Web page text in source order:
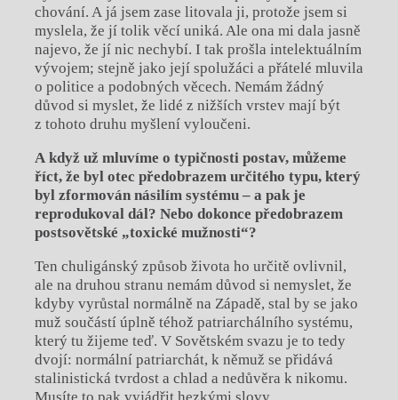
chování. A já jsem zase litovala ji, protože jsem si
myslela, že jí tolik věcí uniká. Ale ona mi dala jasně
najevo, že jí nic nechybí. I tak prošla intelektuálním
vývojem; stejně jako její spolužáci a přátelé mluvila
o politice a podobných věcech. Nemám žádný
důvod si myslet, že lidé z nižších vrstev mají být
z tohoto druhu myšlení vyloučeni.
A když už mluvíme o typičnosti postav, můžeme
říct, že byl otec předobrazem určitého typu, který
byl zformován násilím systému – a pak je
reprodukoval dál? Nebo dokonce předobrazem
postsovětské „toxické mužnosti“?
Ten chuligánský způsob života ho určitě ovlivnil,
ale na druhou stranu nemám důvod si nemyslet, že
kdyby vyrůstal normálně na Západě, stal by se jako
muž součástí úplně téhož patriarchálního systému,
který tu žijeme teď. V Sovětském svazu je to tedy
dvojí: normální patriarchát, k němuž se přidává
stalinistická tvrdost a chlad a nedůvěra k nikomu.